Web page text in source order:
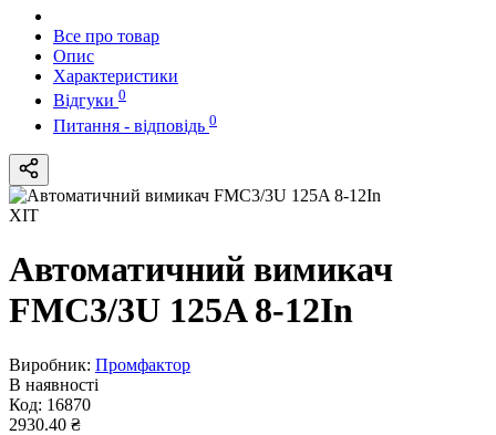
Все про товар
Опис
Характеристики
Відгуки 0
Питання - відповідь 0
ХІТ
Автоматичний вимикач
FMC3/3U 125A 8-12In
Виробник: Промфактор
В наявності
Код: 16870
2930.40 ₴